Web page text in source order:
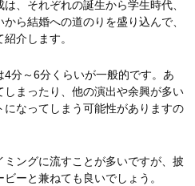
、それぞれの誕生から学生時代、
ら結婚への道のりを盛り込んで、
介します。
分～6分くらいが一般的です。あ
しまったり、他の演出や余興が多い
なってしまう可能性がありますの
ングに流すことが多いですが、披
ーと兼ねても良いでしょう。